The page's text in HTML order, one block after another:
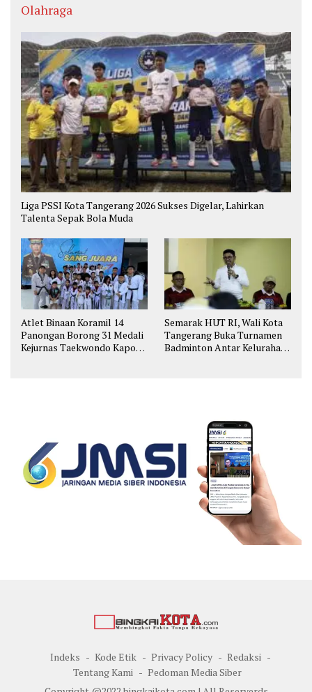
Olahraga
Liga PSSI Kota Tangerang 2026 Sukses Digelar, Lahirkan
Talenta Sepak Bola Muda
Atlet Binaan Koramil 14
Panongan Borong 31 Medali
Kejurnas Taekwondo Kapolri
Semarak HUT RI, Wali Kota
Tangerang Buka Turnamen
Badminton Antar Kelurahan
Indeks Kode Etik Privacy Policy
Redaksi
Tentang Kami
Pedoman Media Siber